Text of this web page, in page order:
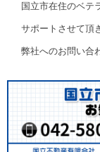
国立市在住のベテ
サポートさせて頂
弊社へのお問い合